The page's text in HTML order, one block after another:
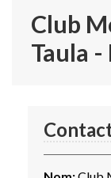
Club
Taula -